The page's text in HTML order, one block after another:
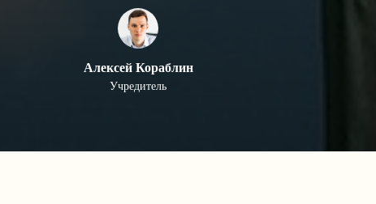
Алексей Кораблин
Учредитель